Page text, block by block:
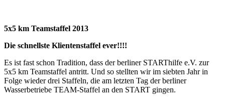
5x5 km Teamstaffel 2013
Die schnellste Klientenstaffel ever!!!!
Es ist fast schon Tradition, dass der berliner STARThilfe e.V. zur
5x5 km Teamstaffel antritt. Und so stellten wir im siebten Jahr in
Folge wieder drei Staffeln, die am letzten Tag der berliner
Wasserbetriebe TEAM-Staffel an den START gingen.